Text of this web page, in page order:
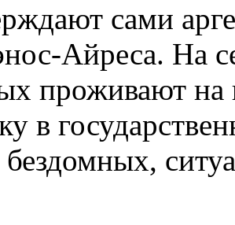
сами
Айреса. На
проживают на
в
бездомных,